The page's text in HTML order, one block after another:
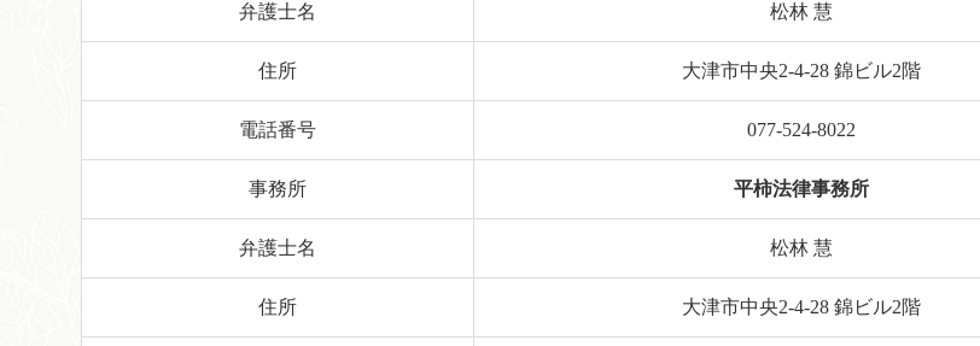
弁護士名 松林 慧
住所 大津市中央2-4-28 錦ビル2階
電話番号 077-524-8022
事務所 平柿法律事務所
弁護士名 松林 慧
住所 大津市中央2-4-28 錦ビル2階